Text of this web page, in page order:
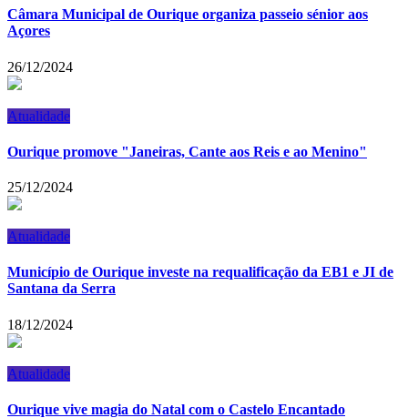
Câmara Municipal de Ourique organiza passeio sénior aos
Açores
26/12/2024
Atualidade
Ourique promove "Janeiras, Cante aos Reis e ao Menino"
25/12/2024
Atualidade
Município de Ourique investe na requalificação da EB1 e JI de
Santana da Serra
18/12/2024
Atualidade
Ourique vive magia do Natal com o Castelo Encantado